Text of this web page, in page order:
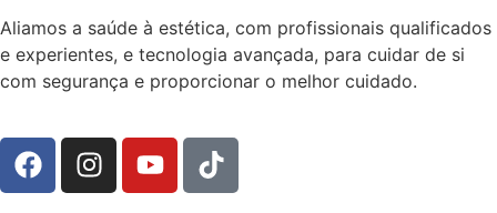
Aliamos a saúde à estética, com profissionais qualificados
e experientes, e tecnologia avançada, para cuidar de si
com segurança e proporcionar o melhor cuidado.